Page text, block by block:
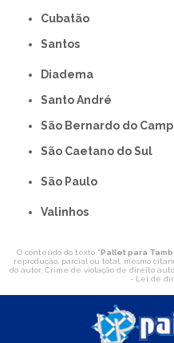
Cubatão
Santos
Diadema
Santo André
São Bernardo do
São Caetano do Sul
São Paulo
Valinhos
O conteúdo do texto " Pallet para
reprodução, parcial ou total, mesmo
do autor. Crime de violação de direito
- Lei de